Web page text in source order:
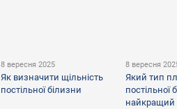
8 вересня 2025
Як визначити щільність
постільної білизни
8 вересня
Який тип
постільної
найкращий